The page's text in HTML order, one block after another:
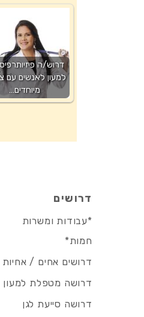
דרוש/ה
למעון לאנשים עם
מיוחדים…
דרושים
*עבודות ומשרות
חמות*
דרושים אחים / אחיות
דרושה מטפלת למעון
דרושה סייעת לגן